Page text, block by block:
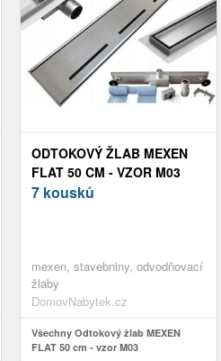
ODTOKOVÝ ŽLAB MEXEN
FLAT 50 CM - VZOR M03
7 kousků
mexen, stavebniny, odvodňovací
žlaby
DomovNabytek.cz
Všechny Odtokový žlab MEXEN
FLAT 50 cm - vzor M03